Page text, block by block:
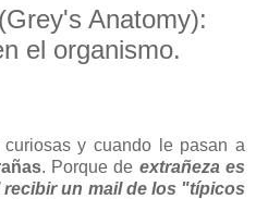
Anatomy):
el organismo.
y cuando le pasan a
. Porque de extrañeza es
recibir un mail de los "típicos